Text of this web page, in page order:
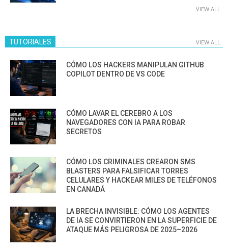
VIEW ALL
TUTORIALES VIEW ALL
CÓMO LOS HACKERS MANIPULAN GITHUB
COPILOT DENTRO DE VS CODE
CÓMO LAVAR EL CEREBRO A LOS
NAVEGADORES CON IA PARA ROBAR
SECRETOS
CÓMO LOS CRIMINALES CREARON SMS
BLASTERS PARA FALSIFICAR TORRES
CELULARES Y HACKEAR MILES DE TELÉFONOS
EN CANADÁ
LA BRECHA INVISIBLE: CÓMO LOS AGENTES
DE IA SE CONVIRTIERON EN LA SUPERFICIE DE
ATAQUE MÁS PELIGROSA DE 2025–2026